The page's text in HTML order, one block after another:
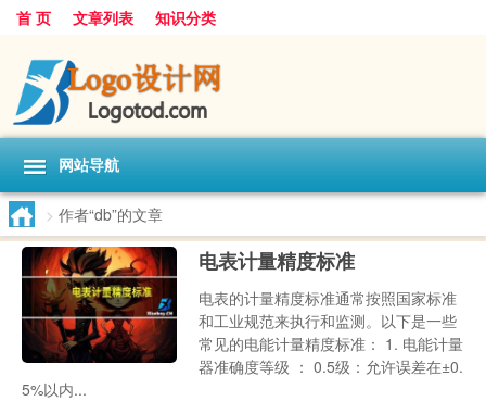
首 页 文章列表 知识分类
网站导航
> 作者“db”的文章
电表计量精度标准
电表的计量精度标准通常按照国家标准
和工业规范来执行和监测。以下是一些
常见的电能计量精度标准： 1. 电能计量
器准确度等级 ： 0.5级：允许误差在±0.
5%以内...